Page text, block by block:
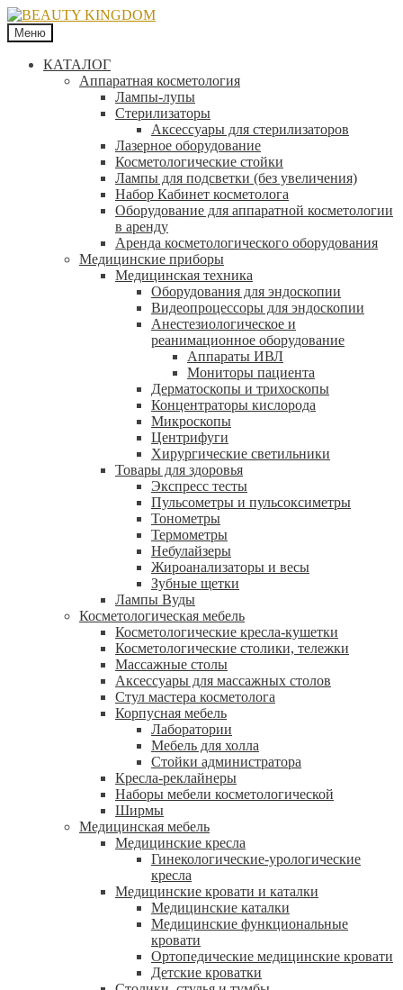
Меню
КАТАЛОГ
Аппаратная косметология
Лампы-лупы
Стерилизаторы
Аксессуары для стерилизаторов
Лазерное оборудование
Косметологические стойки
Лампы для подсветки (без увеличения)
Набор Кабинет косметолога
Оборудование для аппаратной косметологии
в аренду
Аренда косметологического оборудования
Медицинские приборы
Медицинская техника
Оборудования для эндоскопии
Видеопроцессоры для эндоскопии
Анестезиологическое и
реанимационное оборудование
Аппараты ИВЛ
Мониторы пациента
Дерматоскопы и трихоскопы
Концентраторы кислорода
Микроскопы
Центрифуги
Xирургические светильники
Товары для здоровья
Экспресс тесты
Пульсометры и пульсоксиметры
Тонометры
Термометры
Небулайзеры
Жироанализаторы и весы
Зубные щетки
Лампы Вуды
Косметологическая мебель
Косметологические кресла-кушетки
Косметологические столики, тележки
Массажные столы
Аксессуары для массажных столов
Стул мастера косметолога
Корпусная мебель
Лаборатории
Мебель для холла
Стойки администратора
Кресла-реклайнеры
Наборы мебели косметологической
Ширмы
Медицинская мебель
Медицинские кресла
Гинекологические-урологические
кресла
Медицинские кровати и каталки
Медицинские каталки
Медицинские функциональные
кровати
Ортопедические медицинские кровати
Детские кроватки